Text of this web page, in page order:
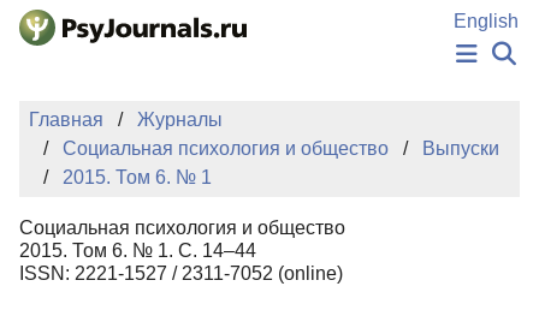
Перейти к основному содержанию
English
НОВОСТИ
ИЗДАНИЯ
БАЗА ЗНАНИЙ
КЛЮЧЕВЫЕ СЛОВА
Регистрация
Главная
Журналы
Социальная психология и общество
Выпуски
2015. Том 6. № 1
Социальная психология и общество
2015. Том 6. № 1. С. 14–44
ISSN: 2221-1527 / 2311-7052 (online)